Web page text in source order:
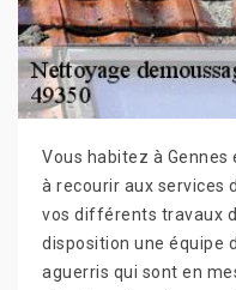
Vous habitez à Gennes
à recourir aux services
vos différents travaux
disposition une équipe
aguerris qui sont en